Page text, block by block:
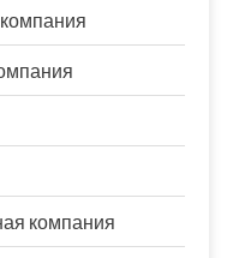
компания